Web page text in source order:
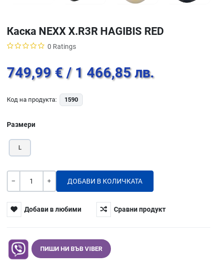
Каска NEXX X.R3R HAGIBIS RED
0 Ratings
749,99 € / 1 466,85 лв.
Код на продукта: 1590
Размери
L
Количество
Добави в любими Сравни продукт
ПИШИ НИ ВЪВ VIBER